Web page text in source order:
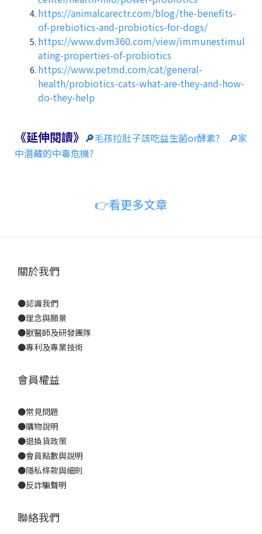
https://animalcarectr.com/blog/the-benefits-
of-prebiotics-and-probiotics-for-dogs/
https://www.dvm360.com/view/immunestimul
ating-properties-of-probiotics
https://www.petmd.com/cat/general-
health/probiotics-cats-what-are-they-and-how-
do-they-help
《延伸閱讀》 🔎毛孩拉肚子該吃益生菌or酵素?
🔎家
中潛藏的中毒危機?
👉看更多文章
關於我們
●認識我們
●理念與願景
●獸醫師及研發團隊
●專利及專業技術
會員權益
●常見問題
●購物說明
●退換貨政策
●會員點數與說明
●隱私條款與細則
●反詐騙聲明
聯絡我們